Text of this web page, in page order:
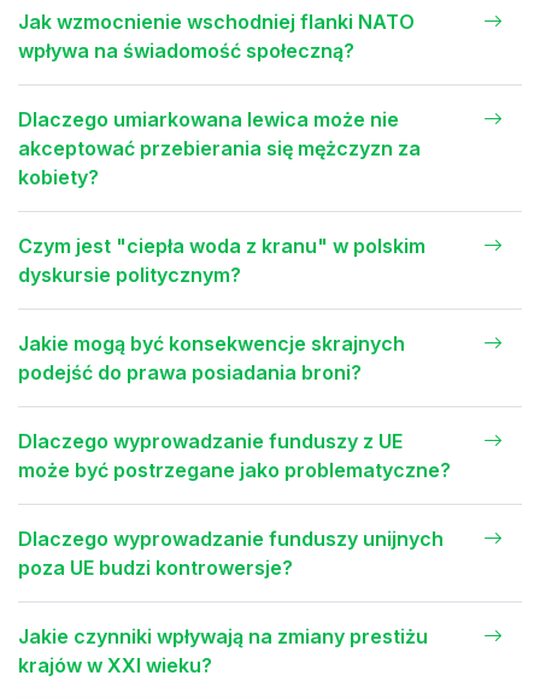
Jak wzmocnienie wschodniej flanki NATO
wpływa na świadomość społeczną?
Dlaczego umiarkowana lewica może nie
akceptować przebierania się mężczyzn za
kobiety?
Czym jest "ciepła woda z kranu" w polskim
dyskursie politycznym?
Jakie mogą być konsekwencje skrajnych
podejść do prawa posiadania broni?
Dlaczego wyprowadzanie funduszy z UE
może być postrzegane jako problematyczne?
Dlaczego wyprowadzanie funduszy unijnych
poza UE budzi kontrowersje?
Jakie czynniki wpływają na zmiany prestiżu
krajów w XXI wieku?